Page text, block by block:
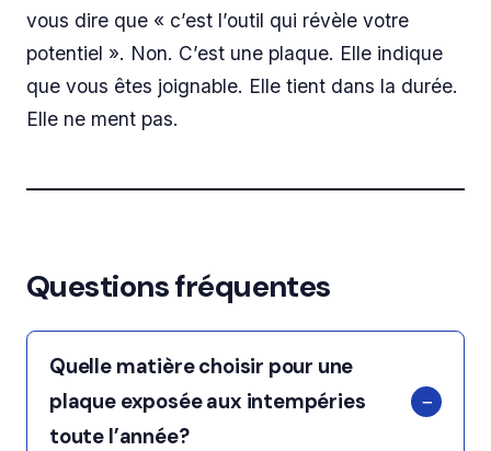
vous dire que « c’est l’outil qui révèle votre
potentiel ». Non. C’est une plaque. Elle indique
que vous êtes joignable. Elle tient dans la durée.
Elle ne ment pas.
Questions fréquentes
Quelle matière choisir pour une
plaque exposée aux intempéries
toute l’année?